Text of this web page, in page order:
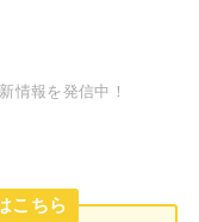
情報を発信中！
こちら